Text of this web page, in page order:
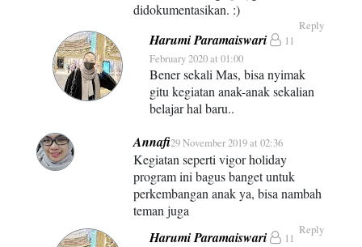
didokumentasikan. :)
Reply
Harumi Paramaiswari
11
February 2020 at 01:00
Bener sekali Mas, bisa nyimak
gitu kegiatan anak-anak sekalian
belajar hal baru..
Annafi29 November 2019 at 02:36
Kegiatan seperti vigor holiday
program ini bagus banget untuk
perkembangan anak ya, bisa nambah
teman juga
Reply
Harumi Paramaiswari
11